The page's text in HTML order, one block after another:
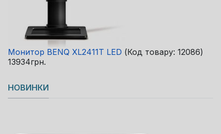
Монитор BENQ XL2411T LED (Код товару: 12086)
13934грн.
НОВИНКИ